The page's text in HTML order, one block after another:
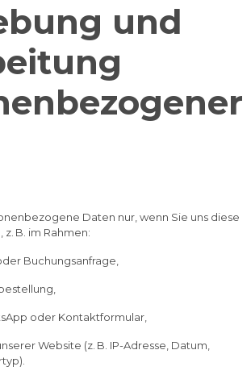
und
Daten nur, wenn Sie uns diese
B. im Rahmen:
Buchungsanfrage,
oder Kontaktformular,
Website (z. B. IP-Adresse, Datum,